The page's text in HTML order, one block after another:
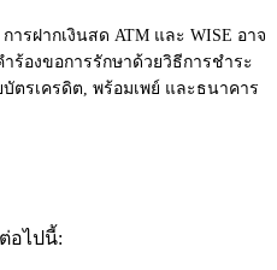
ารฝากเงินสด ATM และ WISE อาจ
ร้องขอการรักษาด้วยวิธีการชำระ
ตรเครดิต, พร้อมเพย์ และธนาคาร
อไปนี้: